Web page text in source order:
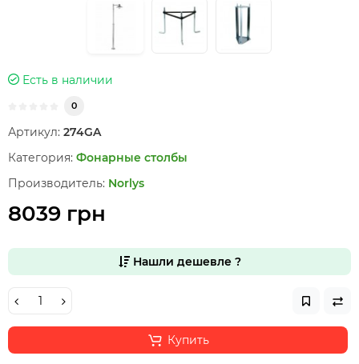
Есть в наличии
0
Артикул: 274GA
Категория: Фонарные столбы
Производитель: Norlys
8039 грн
Нашли дешевле ?
Купить